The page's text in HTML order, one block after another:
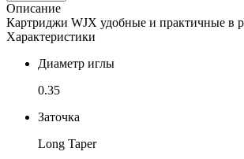
Описание
Картриджи WJX удобные и практичные в
Характеристики
Диаметр иглы
0.35
Заточка
Long Taper